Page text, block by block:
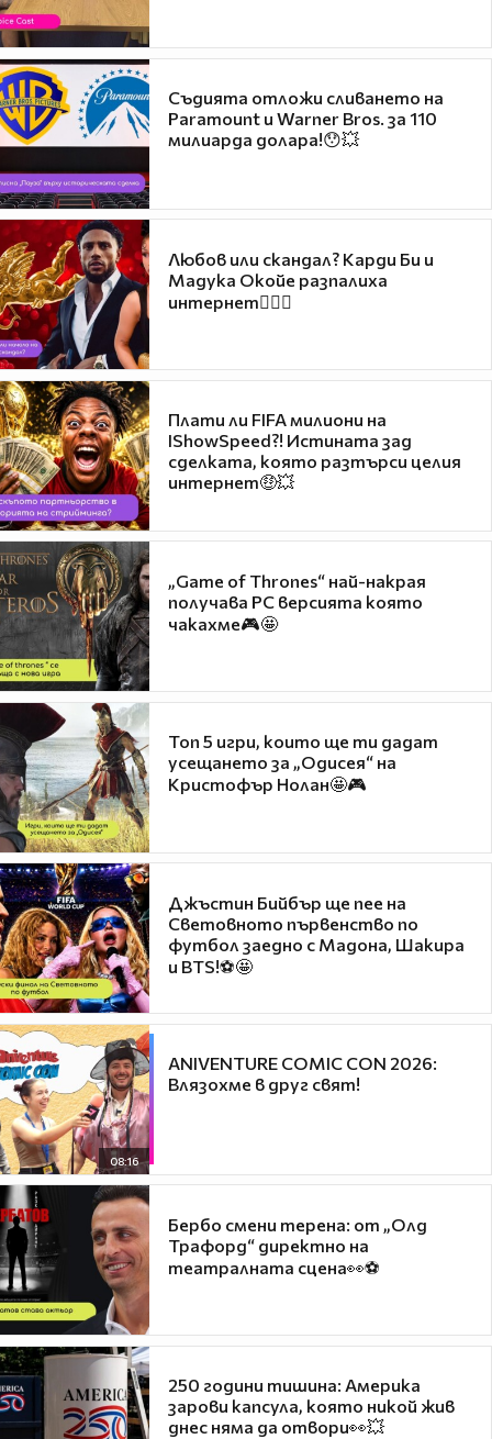
Съдията отложи сливането на
Paramount и Warner Bros. за 110
милиарда долара!😯💥
Любов или скандал? Карди Би и
Мадука Окойе разпалиха
интернет❤️‍🔥🔥
Плати ли FIFA милиони на
IShowSpeed?! Истината зад
сделката, която разтърси целия
интернет🤑💥
„Game of Thrones“ най-накрая
получава PC версията която
чакахме🎮🤩
Топ 5 игри, които ще ти дадат
усещането за „Одисея“ на
Кристофър Нолан🤩🎮
Джъстин Бийбър ще пее на
Световното първенство по
футбол заедно с Мадона, Шакира
и BTS!⚽🤩
08:16
ANIVENTURE COMIC CON 2026:
Влязохме в друг свят!
Бербо смени терена: от „Олд
Трафорд“ директно на
театралната сцена👀⚽
250 години тишина: Америка
зарови капсула, която никой жив
днес няма да отвори👀💥